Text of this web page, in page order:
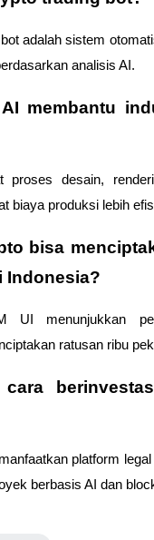
adalah sistem
analisis AI.
membantu
proses desain,
biaya produksi lebih
bisa
Indonesia?
UI menunjukkan
ratusan ribu
cara
platform
berbasis AI dan